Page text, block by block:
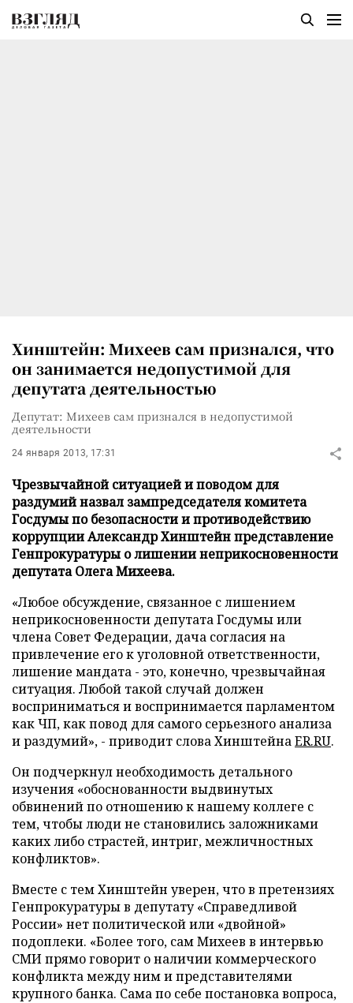
Хинштейн: Михеев сам признался, что
он занимается недопустимой для
депутата деятельностью
Депутат: Михеев сам признался в недопустимой
деятельности
24 января 2013, 17:31
Чрезвычайной ситуацией и поводом для
раздумий назвал зампредседателя комитета
Госдумы по безопасности и противодействию
коррупции Александр Хинштейн представление
Генпрокуратуры о лишении неприкосновенности
депутата Олега Михеева.
«Любое обсуждение, связанное с лишением
неприкосновенности депутата Госдумы или
члена Совет Федерации, дача согласия на
привлечение его к уголовной ответственности,
лишение мандата - это, конечно, чрезвычайная
ситуация. Любой такой случай должен
восприниматься и воспринимается парламентом
как ЧП, как повод для самого серьезного анализа
и раздумий», - приводит слова ХинштейнаER.RU.
Он подчеркнул необходимость детального
изучения «обоснованности выдвинутых
обвинений по отношению к нашему коллеге с
тем, чтобы люди не становились заложниками
каких либо страстей, интриг, межличностных
конфликтов».
Вместе с тем Хинштейн уверен, что в претензиях
Генпрокуратуры в депутату «Справедливой
России» нет политической или «двойной»
подоплеки. «Более того, сам Михеев в интервью
СМИ прямо говорит о наличии коммерческого
конфликта между ним и представителями
крупного банка. Сама по себе постановка вопроса,